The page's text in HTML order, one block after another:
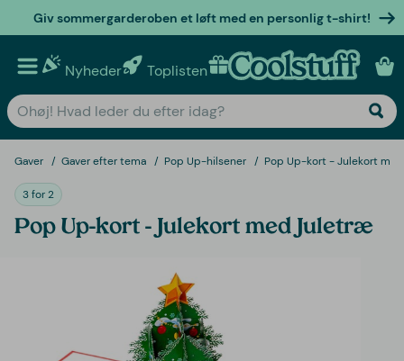
Giv sommergarderoben et løft med en personlig t-shirt!
Nyheder Toplisten Personlige gaver
Gaver Gaver efter tema Pop Up-hilsener Pop Up-kort - Julekort
3 for 2
Pop Up-kort - Julekort med Juletræ